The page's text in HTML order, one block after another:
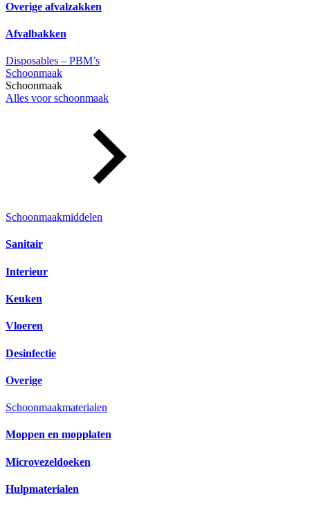
Overige afvalzakken
Afvalbakken
Disposables – PBM’s
Schoonmaak
Schoonmaak
Alles voor schoonmaak
Schoonmaakmiddelen
Sanitair
Interieur
Keuken
Vloeren
Desinfectie
Overige
Schoonmaakmaterialen
Moppen en mopplaten
Microvezeldoeken
Hulpmaterialen